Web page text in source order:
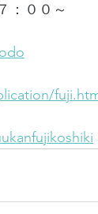
：００～